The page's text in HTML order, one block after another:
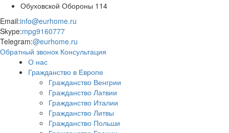
Обуховской Обороны 114
Email:info@eurhome.ru
Skype:mpg9160777
Telegram:@eurhome.ru
Обратный звонок Консультация
О нас
Гражданство в Европе
Гражданство Венгрии
Гражданство Латвии
Гражданство Италии
Гражданство Литвы
Гражданство Польши